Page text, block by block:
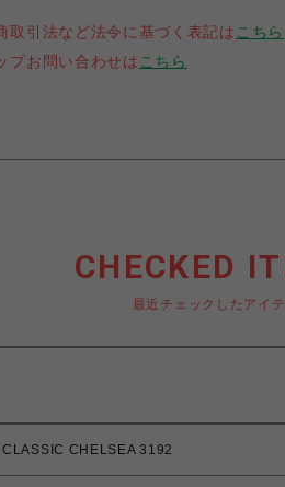
取引法など法令に基づく表記は こちら
プお問い合わせは こちら
CHECKED
最近チェックしたアイ
CLASSIC CHELSEA 3192